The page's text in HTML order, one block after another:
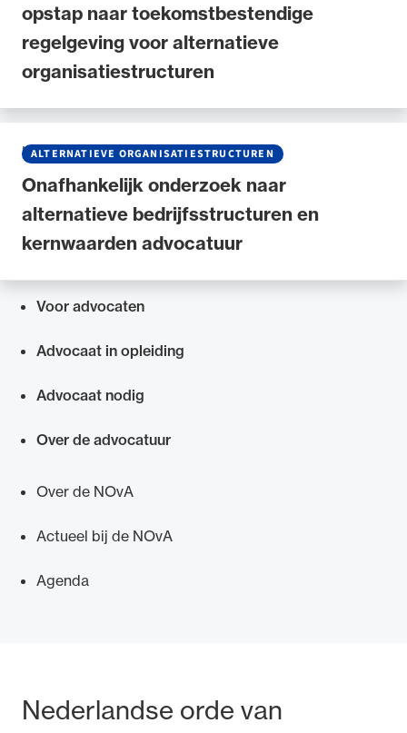
opstap naar toekomstbestendige
regelgeving voor alternatieve
organisatiestructuren
Onafhankelijk onderzoek naar
alternatieve bedrijfsstructuren en
kernwaarden advocatuur
ALTERNATIEVE ORGANISATIESTRUCTUREN
NIEUWS•26 JUNI 2025
Voor advocaten
Advocaat in opleiding
Advocaat nodig
Over de advocatuur
Over de NOvA
Actueel bij de NOvA
Agenda
Bezoek- en postadres
Nederlandse orde van